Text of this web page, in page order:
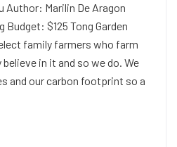
Marilin De Aragon
Budget: $125 Tong Garden
family farmers who farm
in it and so we do. We
and our carbon footprint so a